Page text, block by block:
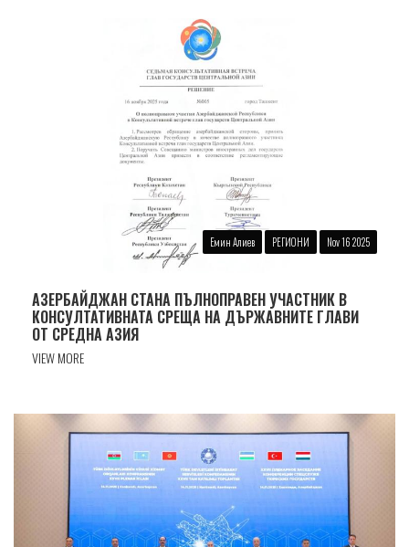
Eмин Алиев РЕГИОНИ Nov 16 2025
АЗЕРБАЙДЖАН СТАНА ПЪЛНОПРАВЕН УЧАСТНИК В
КОНСУЛТАТИВНАТА СРЕЩА НА ДЪРЖАВНИТЕ ГЛАВИ
ОТ СРЕДНА АЗИЯ
VIEW MORE